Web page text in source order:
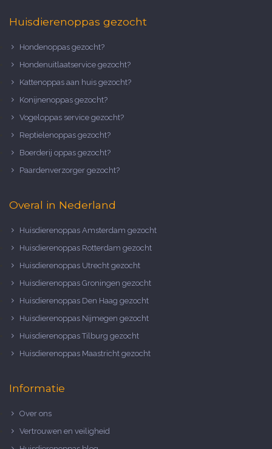
Huisdierenoppas gezocht
Hondenoppas gezocht?
Hondenuitlaatservice gezocht?
Kattenoppas aan huis gezocht?
Konijnenoppas gezocht?
Vogeloppas service gezocht?
Reptielenoppas gezocht?
Boerderij oppas gezocht?
Paardenverzorger gezocht?
Overal in Nederland
Huisdierenoppas Amsterdam gezocht
Huisdierenoppas Rotterdam gezocht
Huisdierenoppas Utrecht gezocht
Huisdierenoppas Groningen gezocht
Huisdierenoppas Den Haag gezocht
Huisdierenoppas Nijmegen gezocht
Huisdierenoppas Tilburg gezocht
Huisdierenoppas Maastricht gezocht
Informatie
Over ons
Vertrouwen en veiligheid